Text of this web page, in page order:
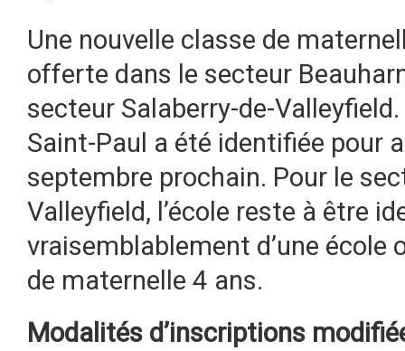
Une nouvelle classe de
offerte dans le secteur
secteur Salaberry-de-
Saint-Paul a été identifiée pour
septembre prochain. Pour le
Valleyfield, l’école reste à être
vraisemblablement d’une école
de maternelle 4 ans.
Modalités d’inscriptions